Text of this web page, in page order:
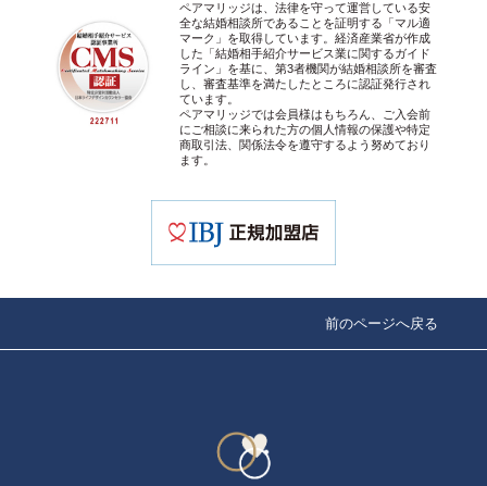
ペアマリッジは、法律を守って運営している安
全な結婚相談所であることを証明する「マル適
マーク」を取得しています。経済産業省が作成
した「結婚相手紹介サービス業に関するガイド
ライン」を基に、第3者機関が結婚相談所を審査
し、審査基準を満たしたところに認証発行され
ています。
ペアマリッジでは会員様はもちろん、ご入会前
にご相談に来られた方の個人情報の保護や特定
商取引法、関係法令を遵守するよう努めており
ます。
前のページへ戻る